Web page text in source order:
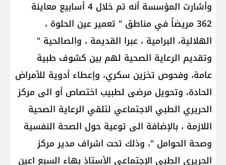
وأشارت المؤسسة أنه تم خلال 4 أسابيع معاينة
362 مريضاً في مناطق " تعمير عين الحلوة ،
الهلالية، البرامية ، عبرا القديمة ، والصالحية "
وتقديم الرعاية الصحية لهم بين كشوف طبية
عامة، وفحوص تخزين سكري، وإعطاء أدوية للأمراض
الحادة، وتحويل مرضى لطبيب اختصاص أو الى مركز
الحريري الطبي الاجتماعي لتلقي الرعاية الصحية
اللازمة ، بالإضافة الى توعية حول الصحة النفسية
وصحة الحوامل "، وذلك تحت اشراف مدير مركز
الحريري الطبي الإجتماعي الأستاذ بهاء السبع اعين